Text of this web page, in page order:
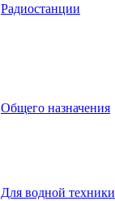
Радиостанции
Общего назначения
Для водной техники